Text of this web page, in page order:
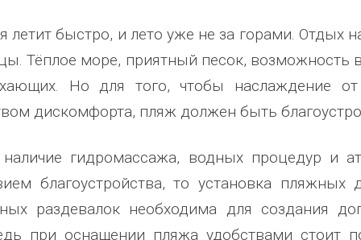
поселения
Граховского района Удмуртской
Глава
летит быстро, и лето уже не за горами. Отдых
Тёплое море, приятный песок, возможность
Но для того, чтобы наслаждение
дискомфорта, пляж должен быть
гидромассажа, водных процедур и
благоустройства, то установка
раздевалок необходима для создания
при оснащении пляжа удобствами стоит